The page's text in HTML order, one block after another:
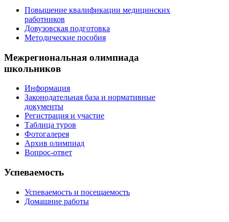
Повышение квалификации медицинских
работников
Довузовская подготовка
Методические пособия
Межрегиональная олимпиада
школьников
Информация
Законодательная база и нормативные
документы
Регистрация и участие
Таблица туров
Фотогалерея
Архив олимпиад
Вопрос-ответ
Успеваемость
Успеваемость и посещаемость
Домашние работы